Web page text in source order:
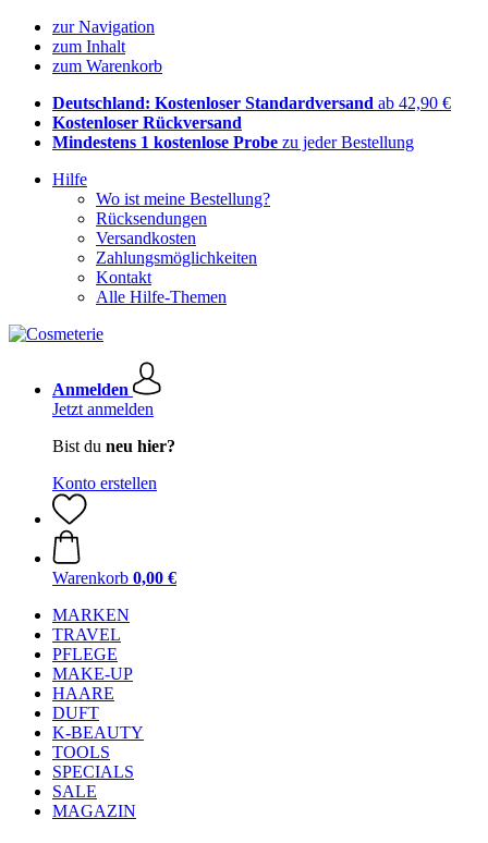
zur Navigation
zum Inhalt
zum Warenkorb
Deutschland: Kostenloser Standardversand ab 42,90 €
Kostenloser Rückversand
Mindestens 1 kostenlose Probe zu jeder Bestellung
Hilfe
Wo ist meine Bestellung?
Rücksendungen
Versandkosten
Zahlungsmöglichkeiten
Kontakt
Alle Hilfe-Themen
Anmelden
Jetzt anmelden
Bist du neu hier?
Konto erstellen
Warenkorb 0,00 €
MARKEN
TRAVEL
PFLEGE
MAKE-UP
HAARE
DUFT
K-BEAUTY
TOOLS
SPECIALS
SALE
MAGAZIN